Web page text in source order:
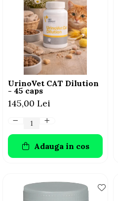
UrinoVet CAT Dilution
- 45 caps
145,00 Lei
Adauga in cos